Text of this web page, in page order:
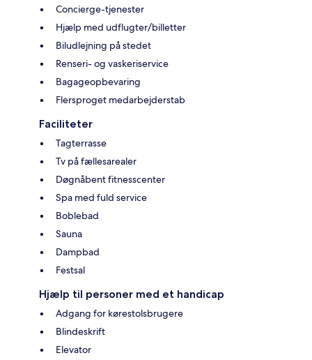
Concierge-tjenester
Hjælp med udflugter/billetter
Biludlejning på stedet
Renseri- og vaskeriservice
Bagageopbevaring
Flersproget medarbejderstab
Faciliteter
Tagterrasse
Tv på fællesarealer
Døgnåbent fitnesscenter
Spa med fuld service
Boblebad
Sauna
Dampbad
Festsal
Hjælp til personer med et handicap
Adgang for kørestolsbrugere
Blindeskrift
Elevator